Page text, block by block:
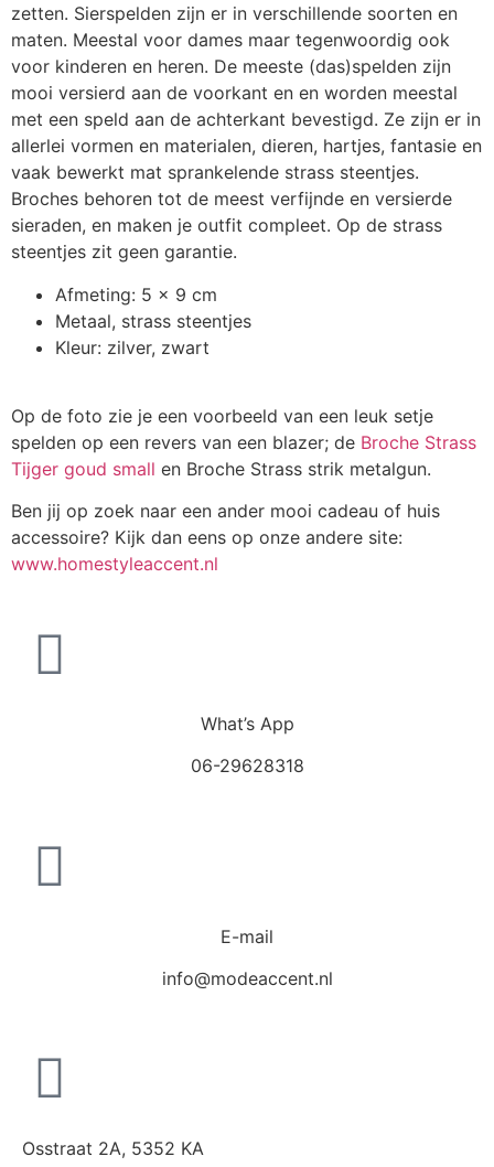
zetten. Sierspelden zijn er in verschillende soorten en
maten. Meestal voor dames maar tegenwoordig ook
voor kinderen en heren. De meeste (das)spelden zijn
mooi versierd aan de voorkant en en worden meestal
met een speld aan de achterkant bevestigd. Ze zijn er in
allerlei vormen en materialen, dieren, hartjes, fantasie en
vaak bewerkt mat sprankelende strass steentjes.
Broches behoren tot de meest verfijnde en versierde
sieraden, en maken je outfit compleet. Op de strass
steentjes zit geen garantie.
Afmeting: 5 x 9 cm
Metaal, strass steentjes
Kleur: zilver, zwart
Op de foto zie je een voorbeeld van een leuk setje
spelden op een revers van een blazer; de Broche Strass
Tijger goud small en Broche Strass strik metalgun.
Ben jij op zoek naar een ander mooi cadeau of huis
accessoire? Kijk dan eens op onze andere site:
www.homestyleaccent.nl
What’s App
06-29628318
E-mail
info@modeaccent.nl
Osstraat 2A, 5352 KA